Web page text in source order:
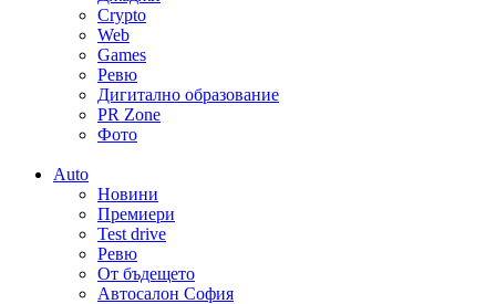
Crypto
Web
Games
Ревю
Дигитално образование
PR Zone
Фото
Auto
Новини
Премиери
Test drive
Ревю
От бъдещето
Автосалон София